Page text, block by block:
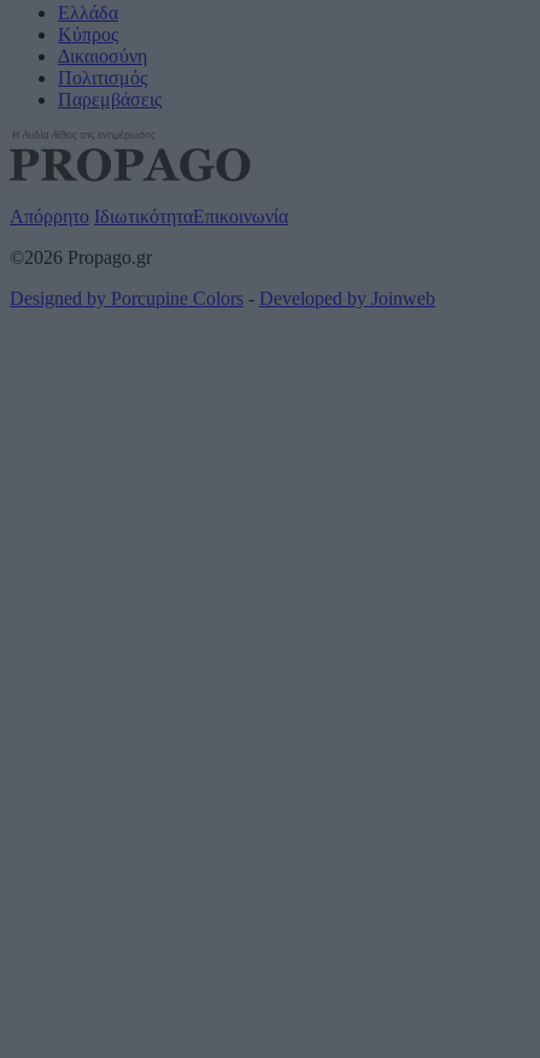
Ελλάδα
Κύπρος
Δικαιοσύνη
Πολιτισμός
Παρεμβάσεις
Απόρρητο ΙδιωτικότηταΕπικοινωνία
©2026 Propago.gr
Designed by Porcupine Colors - Developed by Joinweb